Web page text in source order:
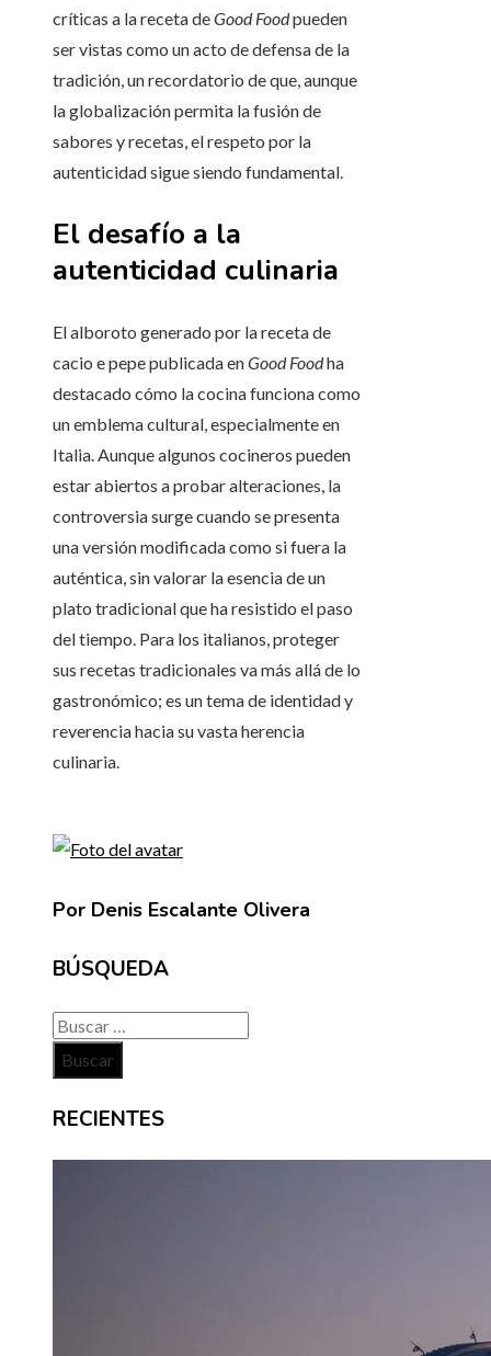
críticas a la receta deGood Foodpueden
ser vistas como un acto de defensa de la
tradición, un recordatorio de que, aunque
la globalización permita la fusión de
sabores y recetas, el respeto por la
autenticidad sigue siendo fundamental.
El desafío a la
autenticidad culinaria
El alboroto generado por la receta de
cacio e pepe publicada enGood Foodha
destacado cómo la cocina funciona como
un emblema cultural, especialmente en
Italia. Aunque algunos cocineros pueden
estar abiertos a probar alteraciones, la
controversia surge cuando se presenta
una versión modificada como si fuera la
auténtica, sin valorar la esencia de un
plato tradicional que ha resistido el paso
del tiempo. Para los italianos, proteger
sus recetas tradicionales va más allá de lo
gastronómico; es un tema de identidad y
reverencia hacia su vasta herencia
culinaria.
Por Denis Escalante Olivera
BÚSQUEDA
Buscar:
RECIENTES